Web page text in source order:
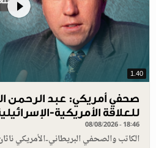
1.40
صحفي أمريكي: عبد الرحمن
للعلاقة الأمريكية-
08/08/2026 - 18:46
الكاتب والصحفي البريطاني-الأمريكي